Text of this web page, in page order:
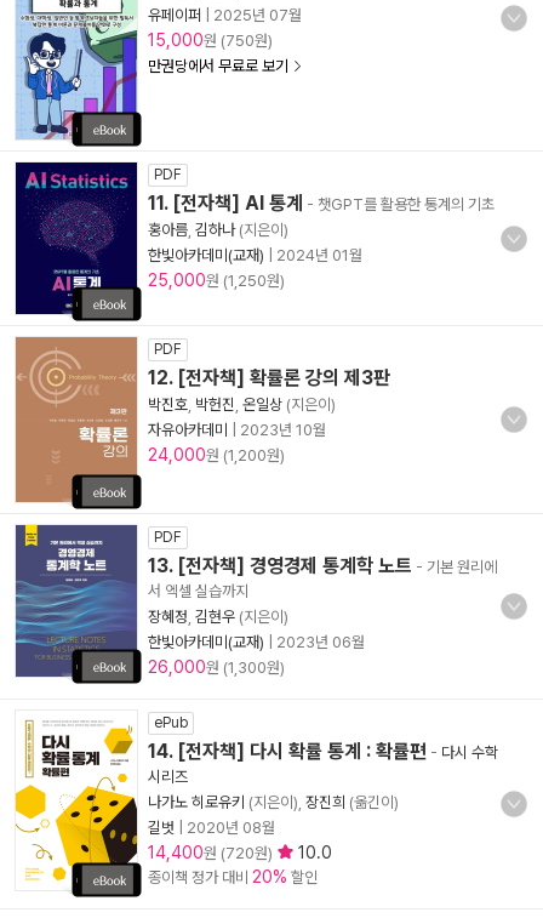
유페이퍼
2025년 07월
15,000원 (750원)
만권당에서 무료로 보기
PDF
11. [전자책] AI 통계 - 챗GPT를 활용한 통계의 기초
홍아름 김하나(지은이)
한빛아카데미(교재)
2024년 01월
25,000원 (1,250원)
PDF
12. [전자책] 확률론 강의 제3판
박진호 박헌진 온일상 (지은이)
자유아카데미
2023년 10월
24,000원 (1,200원)
PDF
13. [전자책] 경영경제 통계학 노트 - 기본 원리에
서 엑셀 실습까지
장혜정 김현우 (지은이)
한빛아카데미(교재)
2023년 06월
26,000원 (1,300원)
ePub
14. [전자책] 다시 확률 통계 : 확률편 - 다시 수학
시리즈
나가노 히로유키 (지은이), 장진희 (옮긴이)
길벗
2020년 08월
14,400원 (720원) 10.0
종이책 정가 대비 20% 할인